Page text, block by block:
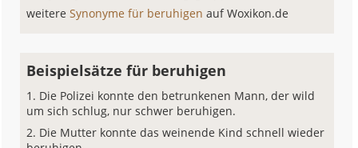
weitereSynonyme für beruhigenauf Woxikon.de
Beispielsätze für beruhigen
Die Polizei konnte den betrunkenen Mann, der wild
um sich schlug, nur schwer beruhigen.
Die Mutter konnte das weinende Kind schnell wieder